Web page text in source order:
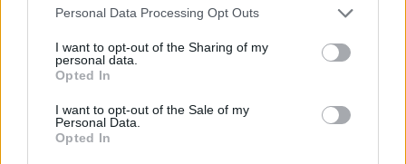
Please note that this website/app uses one or more Google
not limited to your visit or usage behaviour. You may click to
grant or deny consent to Google and its third-party tags to
use your data for below specified purposes in below Google
consent section.
Personal Data Processing Opt Outs
I want to opt-out of the Sharing of my
personal data.
Opted In
I want to opt-out of the Sale of my
Personal Data.
Opted In